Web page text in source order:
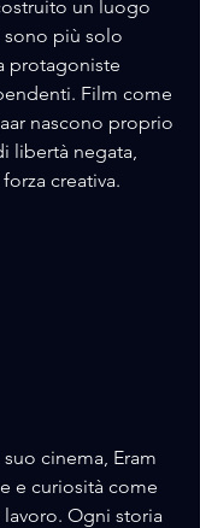
un luogo
più solo
protagoniste
Film come
nascono proprio
libertà negata,
creativa.
cinema, Eram
e curiosità come
Ogni storia